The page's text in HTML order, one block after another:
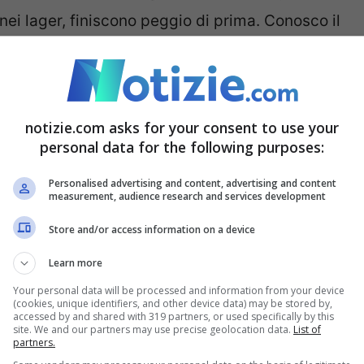
lager, finiscono peggio di prima. Conosco il
perché non tollerava questa tortura. Alla
terribile”.
dice Papa
rimandarli indietro”, dice. “
promossi, integrati
mano a questi crudeli trafficanti di persone.
invitato al sinodo uno di loro, il capo di
storie terribili”, riferendosi al politico
notizie.com asks for your consent to use your
personal data for the following purposes:
Personalised advertising and content, advertising and content
measurement, audience research and services development
Store and/or access information on a device
Learn more
Your personal data will be processed and information from your device
(cookies, unique identifiers, and other device data) may be stored by,
accessed by and shared with 319 partners, or used specifically by this
site. We and our partners may use precise geolocation data. List of
partners.